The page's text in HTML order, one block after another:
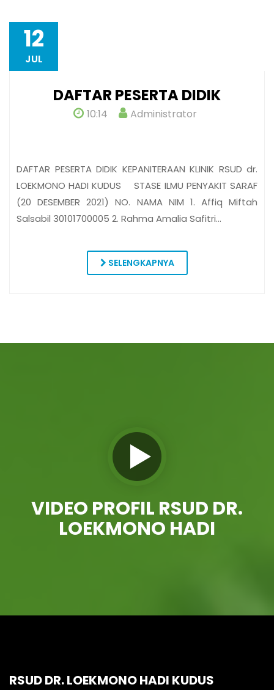
12
JUL
DAFTAR PESERTA DIDIK
10:14 Administrator
DAFTAR PESERTA DIDIK KEPANITERAAN KLINIK RSUD dr.
LOEKMONO HADI KUDUS STASE ILMU PENYAKIT SARAF
(20 DESEMBER 2021) NO. NAMA NIM 1. Affiq Miftah
Salsabil 30101700005 2. Rahma Amalia Safitri…
SELENGKAPNYA
VIDEO PROFIL RSUD DR.
LOEKMONO HADI
RSUD DR. LOEKMONO HADI KUDUS